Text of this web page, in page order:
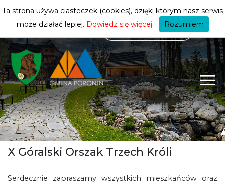
mieszkańca
X Góralski Orszak Trzech Króli
Serdecznie zapraszamy wszystkich mieszkańców oraz
Ta strona używa ciasteczek (cookies), dzięki którym nasz serwis
może działać lepiej. Dowiedz się więcej Rozumiem